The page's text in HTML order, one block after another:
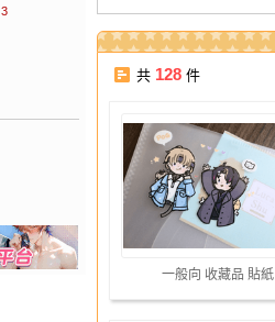
3
共 128 件
一般向 收藏品 貼紙